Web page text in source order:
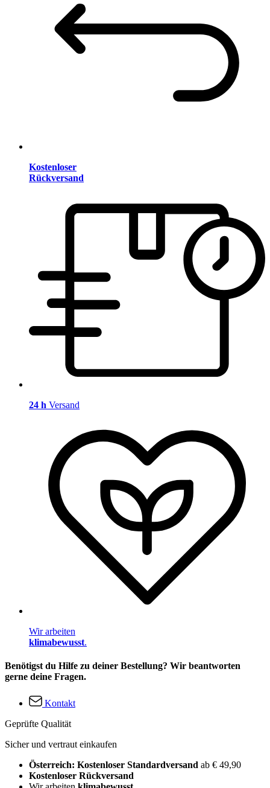
Kostenloser
Rückversand
24 h Versand
Wir arbeiten
klimabewusst.
Benötigst du Hilfe zu deiner Bestellung? Wir beantworten
gerne deine Fragen.
Kontakt
Geprüfte Qualität
Sicher und vertraut einkaufen
Österreich: Kostenloser Standardversand ab € 49,90
Kostenloser Rückversand